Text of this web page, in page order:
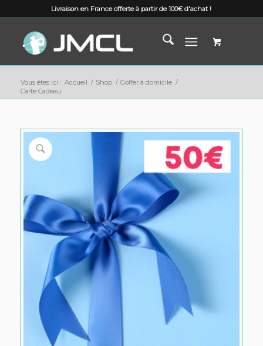
Livraison en France offerte à partir de 100€ d'achat !
Vous êtes ici : Accueil / Shop / Golfer à domicile /
Carte Cadeau